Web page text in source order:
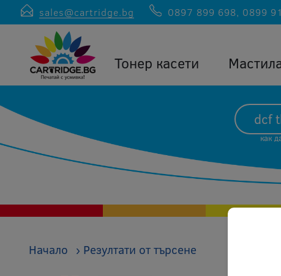
sales@cartridge.bg 0897 899 698, 0899
Тонер касети
как
Начало › Резултати от търсене